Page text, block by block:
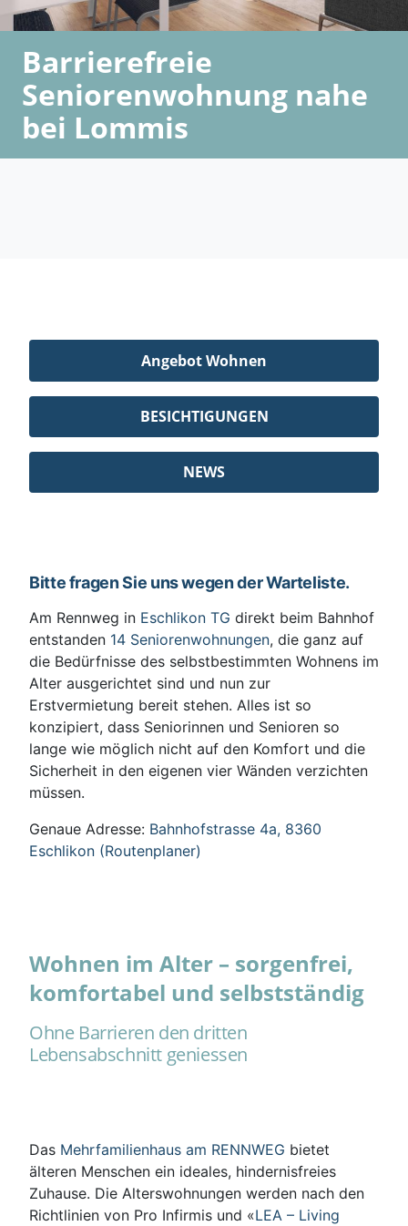
Barrierefreie
Seniorenwohnung nahe
bei Lommis
Angebot Wohnen
BESICHTIGUNGEN
NEWS
Bitte fragen Sie uns wegen der Warteliste.
Am Rennweg in Eschlikon TG direkt beim Bahnhof
entstanden 14 Seniorenwohnungen, die ganz auf
die Bedürfnisse des selbstbestimmten Wohnens im
Alter ausgerichtet sind und nun zur
Erstvermietung bereit stehen. Alles ist so
konzipiert, dass Seniorinnen und Senioren so
lange wie möglich nicht auf den Komfort und die
Sicherheit in den eigenen vier Wänden verzichten
müssen.
Genaue Adresse: Bahnhofstrasse 4a, 8360
Eschlikon (Routenplaner)
Wohnen im Alter – sorgenfrei,
komfortabel und selbstständig
Ohne Barrieren den dritten
Lebensabschnitt geniessen
Das Mehrfamilienhaus am RENNWEG bietet
älteren Menschen ein ideales, hindernisfreies
Zuhause. Die Alterswohnungen werden nach den
Richtlinien von Pro Infirmis und «LEA – Living